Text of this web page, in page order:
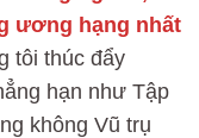
ương hạng nhất
tôi thúc đẩy
hạn như Tập
không Vũ trụ